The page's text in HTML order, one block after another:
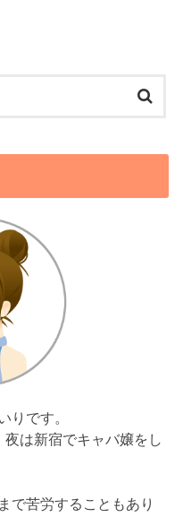
りです。
は新宿でキャバ嬢をし
で苦労することもあり